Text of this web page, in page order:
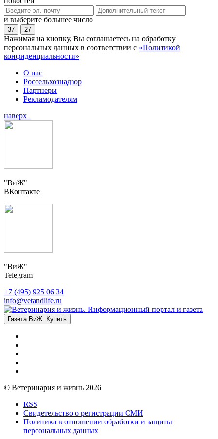
и выберите большее число
37 27
Нажимая на кнопку, Вы соглашаетесь на обработку
персональных данных в соответствии с «Политикой
конфиденциальности»
О нас
Россельхознадзор
Партнеры
Рекламодателям
наверх
"ВиЖ"
ВКонтакте
"ВиЖ"
Telegram
+7 (495) 925 06 34
info@vetandlife.ru
Газета ВиЖ. Купить
© Ветеринария и жизнь 2026
RSS
Свидетельство о регистрации СМИ
Политика в отношении обработки и защиты
персональных данных